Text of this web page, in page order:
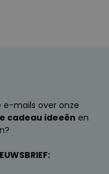
e-mails over onze
cadeau ideeën en